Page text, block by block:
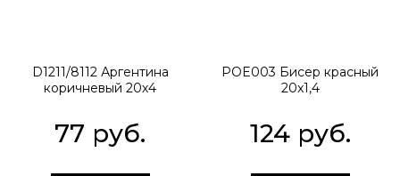
D1211/8112 Аргентина
коричневый 20х4
77 руб.
POE003 Бисер красный
20x1,4
124 руб.